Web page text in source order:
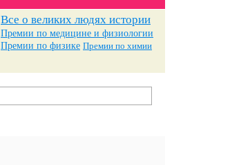
Все о великих людях истории
Премии по медицине и физиологии
Премии по физике Премии по химии